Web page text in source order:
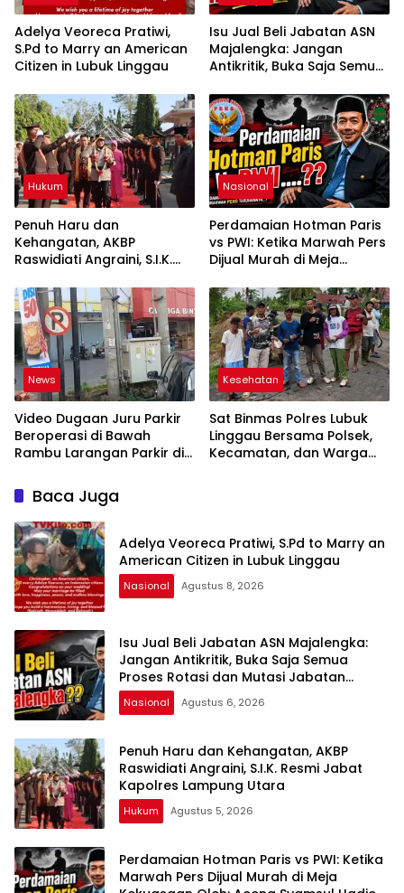
Adelya Veoreca Pratiwi,
S.Pd to Marry an American
Citizen in Lubuk Linggau
Isu Jual Beli Jabatan ASN
Majalengka: Jangan
Antikritik, Buka Saja Semua
Jabatan kepada Publik
Oleh: Aceng Syamsul
Hadie, S.Sos., MM. Ketua
Dewan Pembina Pusat
ASWIN
Hukum
Penuh Haru dan
Kehangatan, AKBP
Raswidiati Angraini, S.I.K.
Lampung Utara
Nasional
Perdamaian Hotman Paris
vs PWI: Ketika Marwah Pers
Dijual Murah di Meja
Syamsul Hadie (ASH)”
News
Video Dugaan Juru Parkir
Beroperasi di Bawah
Rambu Larangan Parkir di
Warganet Soroti Dugaan
Pelanggaran
Kesehatan
Sat Binmas Polres Lubuk
Linggau Bersama Polsek,
Kecamatan, dan Warga
Baca Juga
Adelya Veoreca Pratiwi, S.Pd to Marry an
American Citizen in Lubuk Linggau
Nasional Agustus 8, 2026
Isu Jual Beli Jabatan ASN Majalengka:
Jangan Antikritik, Buka Saja Semua
Proses Rotasi dan Mutasi Jabatan
kepada Publik Oleh: Aceng Syamsul
Hadie, S.Sos., MM. Ketua Dewan Pembina
Nasional Agustus 6, 2026
Penuh Haru dan Kehangatan, AKBP
Raswidiati Angraini, S.I.K. Resmi Jabat
Kapolres Lampung Utara
Hukum Agustus 5, 2026
Perdamaian Hotman Paris vs PWI: Ketika
Marwah Pers Dijual Murah di Meja